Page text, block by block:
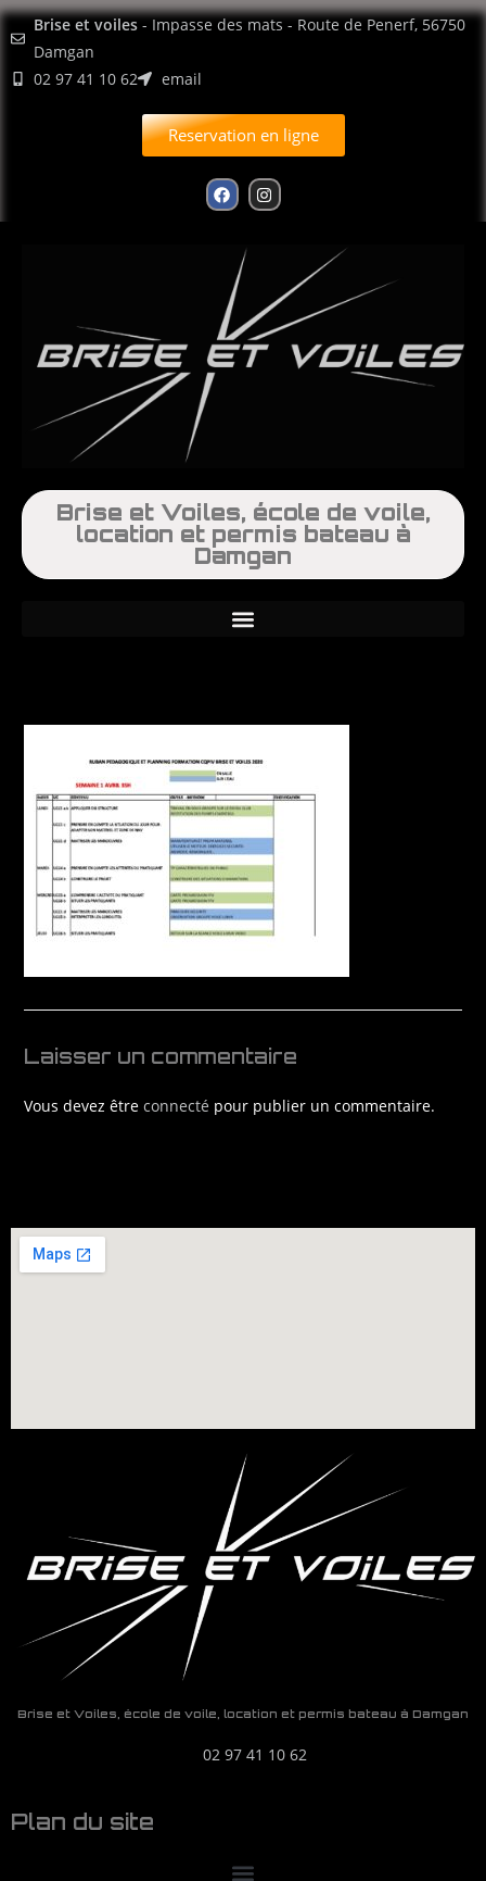
principal
Brise et voiles - Impasse des mats - Route de Penerf, 56750
Damgan
02 97 41 10 62
email
Reservation en ligne
Brise et Voiles, école de voile,
location et permis bateau à
Damgan
Laisser un commentaire
Vous devez êtreconnecté pour publier un commentaire.
Brise et Voiles, école de voile, location et permis bateau à Damgan
02 97 41 10 62
Plan du site